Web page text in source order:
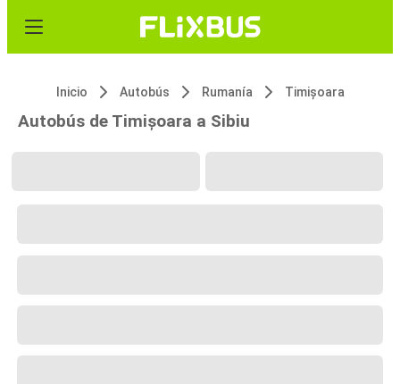
Inicio Autobús Rumanía Timișoara
Autobús de Timișoara a Sibiu